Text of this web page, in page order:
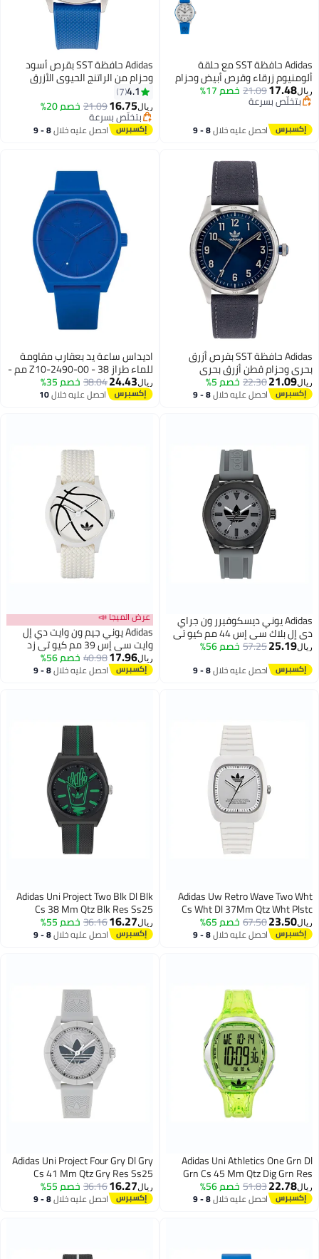
Adidas حافظة SST مع حلقة
ألومنيوم زرقاء وقرص أبيض وحزام
سيليكون أزرق
ريال17.48
21.09خصم 17%
بتخلّص بسرعة
بتخلّص بسرعة
احصل عليه خلال 8 - 9
Adidas حافظة SST بقرص أسود
وحزام من الراتنج الحيوي الأزرق
الداكن
4.1
7
ريال16.75
21.09خصم 20%
بتخلّص بسرعة
بتخلّص بسرعةاحصل عليه خلال 8 - 9
Adidas حافظة SST بقرص أزرق
بحري وحزام قطن أزرق بحري
ريال21.09
22.30خصم 5%
احصل عليه خلال 8 - 9
اديداس ساعة يد بعقارب مقاومة
للماء طراز Z10-2490-00 - 38 مم -
أزرق للجنسين
ريال24.43
38.04خصم 35%
احصل عليه خلال10
Adidas يوني ديسكوفيرر ون جراي
دي إل بلاك سي إس 44 مم كيو تي
زد جراي سيل إس إس25
ريال25.19
57.25خصم 56%
احصل عليه خلال 8 - 9
عرض الميجا 📣
Adidas يوني جيم ون وايت دي إل
وايت سي إس 39 مم كيو تي زد
وايت نايل إس إس25
ريال17.96
40.98خصم 56%
احصل عليه خلال 8 - 9
Adidas Uw Retro Wave Two Wht
Cs Wht Dl 37Mm Qtz Wht Plstc
Ss24
ريال23.50
67.50خصم 65%
احصل عليه خلال 8 - 9
Adidas Uni Project Two Blk Dl Blk
Cs 38 Mm Qtz Blk Res Ss25
ريال16.27
36.16خصم 55%
احصل عليه خلال 8 - 9
Adidas Uni Athletics One Grn Dl
Grn Cs 45 Mm Qtz Dig Grn Res
Ss25
ريال22.78
51.83خصم 56%
احصل عليه خلال 8 - 9
Adidas Uni Project Four Gry Dl Gry
Cs 41 Mm Qtz Gry Res Ss25
ريال16.27
36.16خصم 55%
احصل عليه خلال 8 - 9